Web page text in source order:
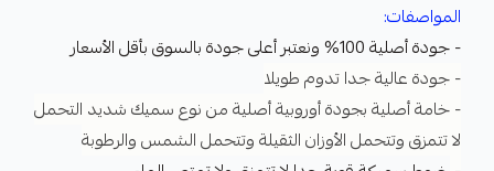
المواصفات:
- جودة أصلية 100% ونعتبر أعلى جودة بالسوق بأقل الأسعار
- جودة عالية جدا تدوم طويلا
- خامة أصلية بجودة أوروبية أصلية من نوع سميك شديد التحمل
لا تتمزق وتتحمل الأوزان الثقيلة وتتحمل الشمس والرطوبة